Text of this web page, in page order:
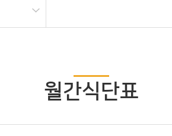
월간식단표